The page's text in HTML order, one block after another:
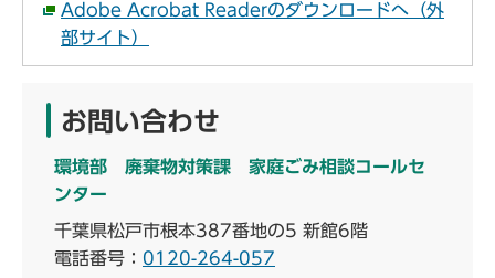
Adobe Acrobat Readerのダウンロードへ（外
部サイト）
お問い合わせ
環境部 廃棄物対策課 家庭ごみ相談コールセ
ンター
千葉県松戸市根本387番地の5 新館6階
電話番号： 0120-264-057